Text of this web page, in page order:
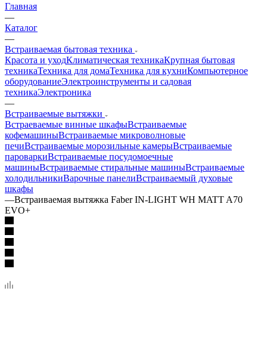
Главная
—
Каталог
—
Встраиваемая бытовая техника
Красота и уходКлиматическая техникаКрупная бытовая
техникаТехника для домаТехника для кухниКомпьютерное
оборудованиеЭлектроинструменты и садовая
техникаЭлектроника
—
Встраиваемые вытяжки
Встраеваемые винные шкафыВстраиваемые
кофемашиныВстраиваемые микроволновые
печиВстраиваемые морозильные камерыВстраиваемые
пароваркиВстраиваемые посудомоечные
машиныВстраиваемые стиральные машиныВстраиваемые
холодильникиВарочные панелиВстраиваемый духовые
шкафы
—Встраиваемая вытяжка Faber IN-LIGHT WH MATT A70
EVO+